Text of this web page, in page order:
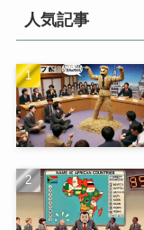
人気記事